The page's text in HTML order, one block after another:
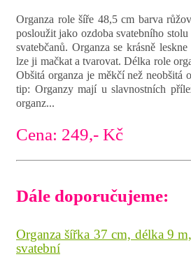
Organza role šíře 48,5 cm barva
posloužit jako ozdoba svatebního
svatebčanů. Organza se krásně
lze ji mačkat a tvarovat. Délka role
Obšitá organza je měkčí než neobšitá
tip: Organzy mají u slavnostních
organz...
Cena: 249,- Kč
Dále doporučujeme:
Organza šířka 37 cm, délka 9
svatební